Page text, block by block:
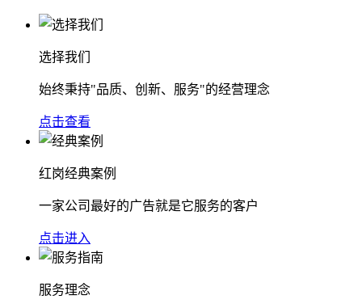
选择我们
始终秉持"品质、创新、服务"的经营理念
点击查看
红岗经典案例
一家公司最好的广告就是它服务的客户
点击进入
服务理念